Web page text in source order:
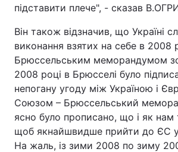
підставити плече", - сказав
Він також відзначив, що Україні
виконання взятих на себе в 2008
Брюссельським меморандумом
2008 році в Брюсселі було
непогану угоду між Україною і
Союзом – Брюссельський
ясно було прописано, що і як нам
щоб якнайшвидше прийти до ЄС у
На жаль, із зими 2008 по зиму